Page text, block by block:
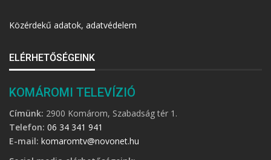
Közérdekű adatok, adatvédelem
ELÉRHETŐSÉGEINK
KOMÁROMI TELEVÍZIÓ
Címünk: 2900 Komárom, Szabadság tér 1.
Telefon: 06 34 341 941
E-mail: komaromtv@novonet.hu